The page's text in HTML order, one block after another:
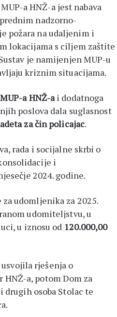
a HNŽ-a jest nabava
nadzorno-
požara na udaljenim i
lokacijama s ciljem zaštite
je namijenjen MUP-u
kriznim situacijama.
MUP-a HNŽ-ai dodatnoga
poslova dala suglasnost
za čin policajac.
rada i socijalne skrbi o
i
2024. godine.
udomljenika za 2025.
udomiteljstvu, u
u iznosu od 120.000,00
rješenja o
a, potom Dom za
osoba Stolac te